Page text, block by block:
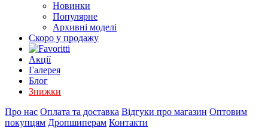
Новинки
Популярне
Архивні моделі
Скоро у продажу
Акції
Галерея
Блог
Знижки
Про нас Оплата та доставка Відгуки про магазин Оптовим
покупцям Дропшиперам Контакти